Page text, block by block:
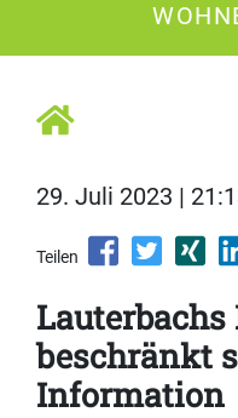
29. Juli 2023 |
Teilen
beschränkt
Information